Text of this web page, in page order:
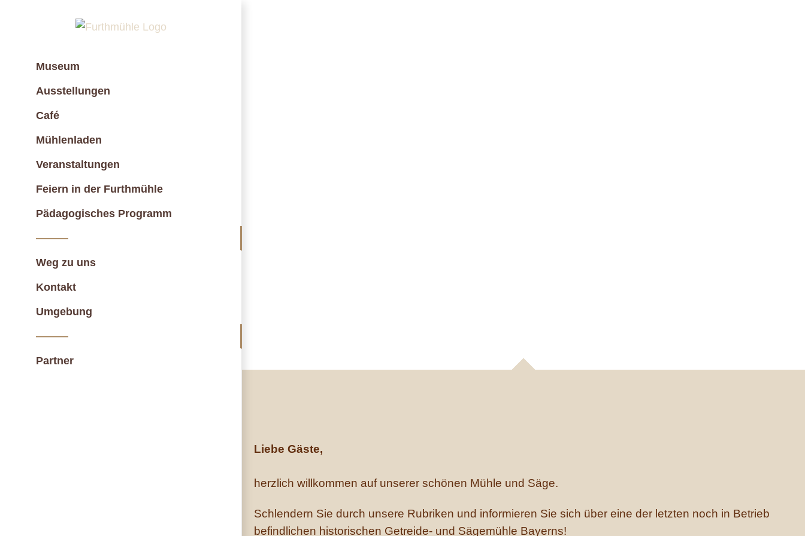
Museum
Ausstellungen
Café
Mühlenladen
Veranstaltungen
Feiern in der Furthmühle
Pädagogisches Programm
———
Weg zu uns
Kontakt
Umgebung
———
Partner
Liebe Gäste,
herzlich willkommen auf unserer schönen Mühle und Säge.
Schlendern Sie durch unsere Rubriken und informieren Sie sich über eine der letzten noch in Betrieb
befindlichen historischen Getreide- und Sägemühle Bayerns!